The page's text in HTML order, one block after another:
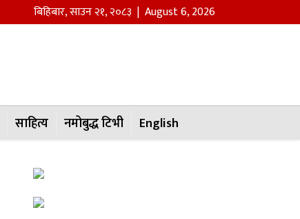
बिहिबार,साउन२१,२०८३ | August 6, 2026
साहित्य नमोबुद्ध टिभी English